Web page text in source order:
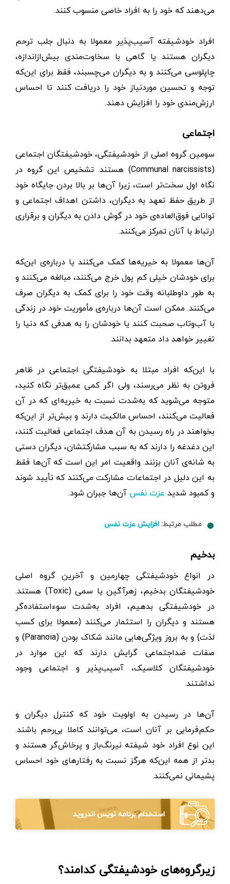
می‌دهند که خود را به افراد خاصی منسوب کنند.
افراد خودشیفته آسیب‌پذیر معمولا به دنبال جلب ترحم
دیگران هستند یا گاهی با سخاوت‌مندی بیش‌ازاندازه،
چاپلوسی می‌کنند و به دیگران می‌چسبند، فقط برای این‌که
توجه و تحسین موردنیاز خود را دریافت کنند تا احساس
ارزش‌مندی خود را افزایش دهند.
اجتماعی
سومین گروه اصلی از خودشیفتگی، خودشیفتگان اجتماعی
(Communal narcissists) هستند. تشخیص این گروه در
نگاه اول سخت‌تر است، زیرا آن‌ها بر بالا بردن جایگاه خود
از طریق حفظ تعهد به دیگران، داشتن اهداف اجتماعی و
توانایی فوق‌العاده‌ی خود در گوش دادن به دیگران و برقراری
ارتباط با آنان تمرکز می‌کنند.
آن‌ها معمولا به خیریه‌ها کمک می‌کنند یا درباره‌ی این‌که
برای خودشان خیلی کم پول خرج می‌کنند، مبالغه می‌کنند و
به طور داوطلبانه وقت خود را برای کمک به دیگران صرف
می‌کنند. ممکن است آن‌ها درباره‌ی مأموریت خود در زندگی
با آب‌وتاب صحبت کنند یا خودشان را به هدفی که دنیا را
تغییر خواهد داد متعهد بدانند.
با این‌که افراد مبتلا به خودشیفتگی اجتماعی در ظاهر
فروتن به نظر می‌رسند، ولی اگر کمی عمیق‌تر نگاه کنید،
متوجه می‌شوید که به‌شدت نسبت به خیریه‌ای که در آن
فعالیت می‌کنند، احساس مالکیت دارند و بیش‌تر از این‌که
بخواهند در راه رسیدن به آن هدف اجتماعی فعالیت کنند،
این دغدغه را دارند که به سبب مشارکتشان، دیگران دستی
به شانه‌ی آنان بزنند. واقعیت امر این است که آن‌ها فقط
به این دلیل در اجتماعات مشارکت می‌کنند که تأیید شوند
و کمبود شدید عزت نفس آن‌ها جبران شود.
مطلب مرتبط: افزایش عزت نفس
بدخیم
در انواع خودشیفتگی چهارمین و آخرین گروه اصلی
خودشیفتگان بدخیم، زهرآگین یا سمی (Toxic) هستند.
در خودشیفتگی بدهیم، افراد به‌شدت سوءاستفاده‌گر
هستند و دیگران را استثمار می‌کنند (معمولا برای کسب
لذت) و به بروز ویژگی‌هایی مانند شکاک بودن (Paranoia) و
صفات ضداجتماعی گرایش دارند که این موارد در
خودشیفتگان کلاسیک، آسیب‌پذیر و اجتماعی وجود
نداشتند.
آن‌ها در رسیدن به اولویت خود که کنترل دیگران و
حکم‌فرمایی بر آنان است، می‌توانند کاملا بی‌رحم باشند.
این نوع افراد خود شیفته نیرنگ‌باز و پرخاش‌گر هستند و
بدتر از همه این‌که هرگز نسبت به رفتارهای خود احساس
پشیمانی نمی‌کنند.
استخدام برنامه نویس اندروید
زیرگروه‌های خودشیفتگی کدامند؟